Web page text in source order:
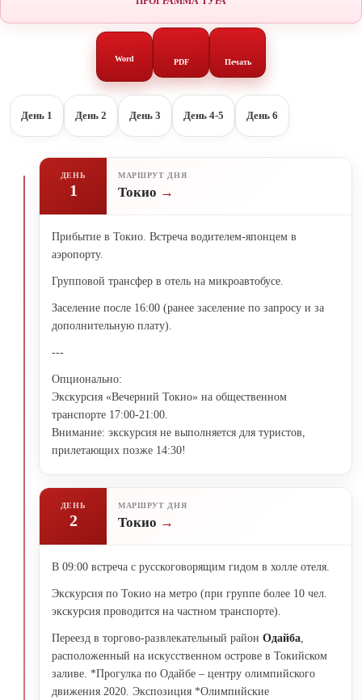
Word PDF Печать
День 1 День 2 День 3 День 4-5 День 6
ДЕНЬ
1
МАРШРУТ ДНЯ
Токио
Прибытие в Токио. Встреча водителем-японцем в
аэропорту.
Групповой трансфер в отель на микроавтобусе.
Заселение после 16:00 (ранее заселение по запросу и за
дополнительную плату).
---
Опционально:
Экскурсия «Вечерний Токио» на общественном
транспорте 17:00-21:00.
Внимание: экскурсия не выполняется для туристов,
прилетающих позже 14:30!
ДЕНЬ
2
МАРШРУТ ДНЯ
Токио
В 09:00 встреча с русскоговорящим гидом в холле отеля.
Экскурсия по Токио на метро (при группе более 10 чел.
экскурсия проводится на частном транспорте).
Переезд в торгово-развлекательный район Одайба
расположенный на искусственном острове в Токийском
заливе. *Прогулка по Одайбе – центру олимпийского
движения 2020. Экспозиция *Олимпийские